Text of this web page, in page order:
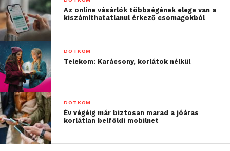
Az online vásárlók többségének elege van a
kiszámíthatatlanul érkező csomagokból
DOTKOM
Telekom: Karácsony, korlátok nélkül
DOTKOM
Év végéig már biztosan marad a jóáras
korlátlan belföldi mobilnet